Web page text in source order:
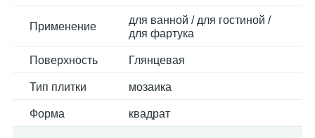
Применение
для ванной / для гостиной /
для фартука
Поверхность Глянцевая
Тип плитки мозаика
Форма квадрат